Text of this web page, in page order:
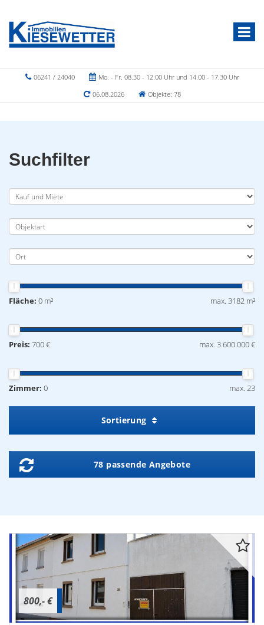
06241 / 24040
Mo. - Fr. 08.30 - 12.00 Uhr und 14.00 - 17.30 Uhr
06.08.2026
Objekte: 78
Suchfilter
Fläche: 0 m² max. 3182 m²
Preis: 700 € max. 3.600.000 €
Zimmer: 0 max. 23
Sortierung
78 passende Angebote
800,- €